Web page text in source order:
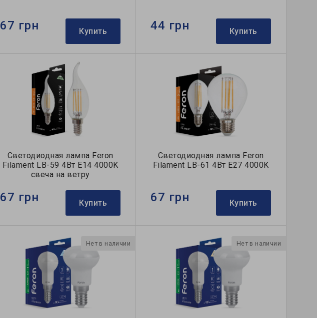
67 грн Купить 44 грн Купить
Светодиодная лампа Feron
Filament LB-59 4Вт E14 4000K
свеча на ветру
67 грн Купить
Светодиодная лампа Feron
Filament LB-61 4Вт E27 4000K
67 грн Купить
Нет в наличии Нет в наличии